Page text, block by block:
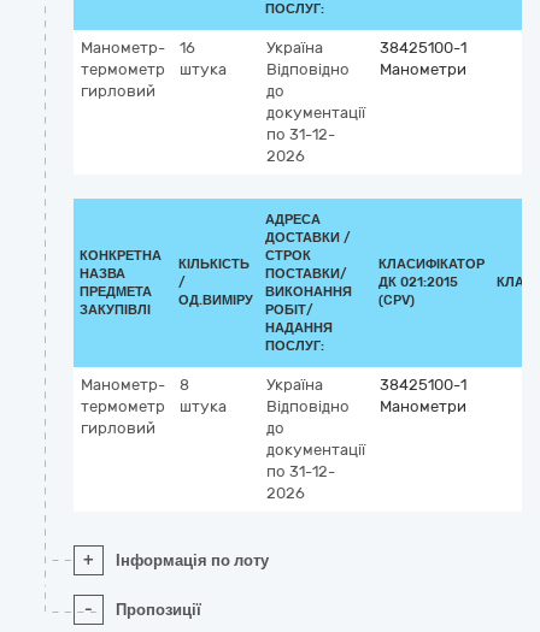
ПОСЛУГ:
Манометр-
термометр
гирловий
16
штука
Україна
Відповідно
до
документації
по 31-12-
2026
38425100-1
Манометри
КОНКРЕТНА
НАЗВА
ПРЕДМЕТА
ЗАКУПІВЛІ
КІЛЬКІСТЬ
/
ОД.ВИМІРУ
АДРЕСА
ДОСТАВКИ /
СТРОК
ПОСТАВКИ/
ВИКОНАННЯ
РОБІТ/
НАДАННЯ
ПОСЛУГ:
КЛАСИФІКАТОР
ДК 021:2015
(CPV)
Манометр-
термометр
гирловий
8
штука
Україна
Відповідно
до
документації
по 31-12-
2026
38425100-1
Манометри
+ Інформація по лоту
- Пропозиції